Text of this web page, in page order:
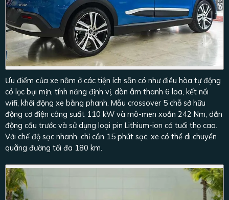
Ưu điểm của xe nằm ở các tiện ích sẵn có như điều hòa tự động
có lọc bụi mịn, tính năng định vị, dàn âm thanh 6 loa, kết nối
wifi, khởi động xe bằng phanh. Mẫu crossover 5 chỗ sở hữu
động cơ điện công suất 110 kW và mô-men xoắn 242 Nm, dẫn
động cầu trước và sử dụng loại pin Lithium-ion có tuổi thọ cao.
Với chế độ sạc nhanh, chỉ cần 15 phút sạc, xe có thể di chuyển
quãng đường tối đa 180 km.